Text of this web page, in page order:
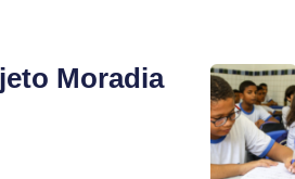
Moradia